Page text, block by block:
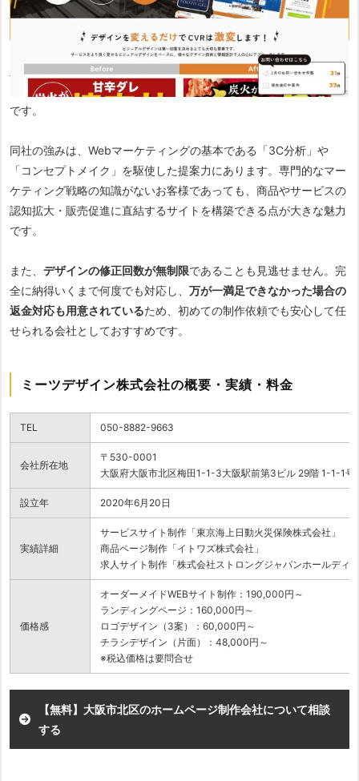
・修正回数無制限
ミーツデザイン株式会社
は、多業種にわたる500件以上の制作実績
と、82.1％という高いリピート率が魅力的なホームページ制作会社
です。
同社の強みは、Webマーケティングの基本である「3C分析」や
「コンセプトメイク」を駆使した提案力にあります。専門的なマー
ケティング戦略の知識がないお客様であっても、商品やサービスの
認知拡大・販売促進に直結するサイトを構築できる点が大きな魅力
です。
また、 デザインの修正回数が無制限であることも見逃せません。完
全に納得いくまで何度でも対応し、 万が一満足できなかった場合の
返金対応も用意されているため、初めての制作依頼でも安心して任
せられる会社としておすすめです。
ミーツデザイン株式会社の概要・実績・料金
TEL 050-8882-9663
会社所在地
〒530-0001
大阪府大阪市北区梅田1-1-3大阪駅前第3ビル 29階 1-1-1号
設立年 2020年6月20日
実績詳細
サービスサイト制作「東京海上日動火災保険株式会社」
商品ページ制作「イトワズ株式会社」
求人サイト制作「株式会社ストロングジャパンホールディ
価格感
オーダーメイドWEBサイト制作：190,000円～
ランディングページ：160,000円～
ロゴデザイン（3案）：60,000円～
チラシデザイン（片面）：48,000円～
※税込価格は要問合せ
【無料】大阪市北区のホームページ制作会社について相談
する